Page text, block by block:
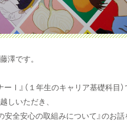
澤です。
ーⅠ』（１年生のキャリア基礎科目
しいただき、
安全安心の取組みについて』のお